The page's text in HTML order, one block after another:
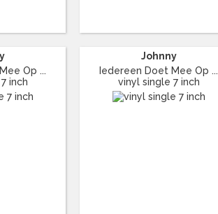
Op ...
inch
Johnny
Iedereen Doet Mee Op ...
vinyl single 7 inch